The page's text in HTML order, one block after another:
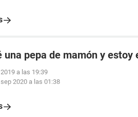
una pepa de mamón y estoy
a las 19:39
2020 a las 01:38